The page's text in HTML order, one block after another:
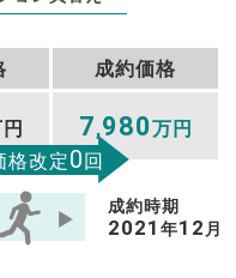
成約価格
7,980万円
格改定0回
成約時期
2021 年12 月